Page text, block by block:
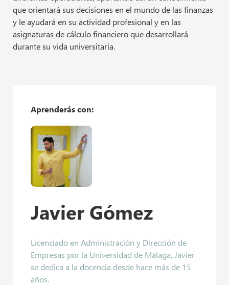
que orientará sus decisiones en el mundo de las finanzas
y le ayudará en su actividad profesional y en las
asignaturas de cálculo financiero que desarrollará
durante su vida universitaria.
Aprenderás con:
Javier Gómez
Licenciado en Administración y Dirección de
Empresas por la Universidad de Málaga, Javier
se dedica a la docencia desde hace más de 15
años.